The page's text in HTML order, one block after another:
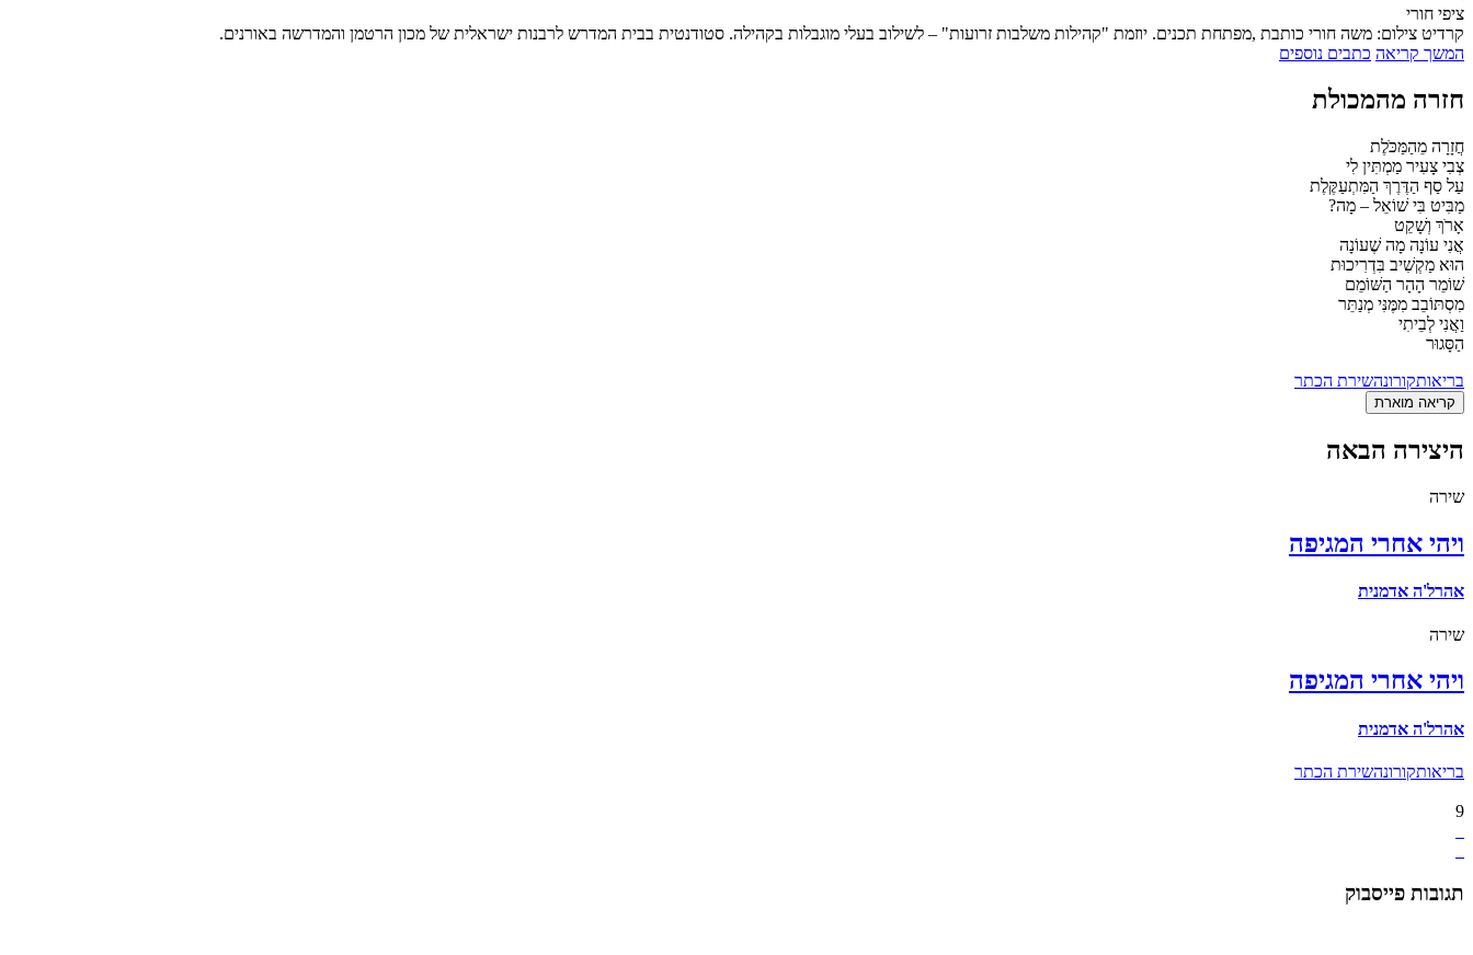
ציפי חורי
קרדיט צילום: משה חורי כותבת ,מפתחת תכנים. יוזמת "קהילות משלבות זרועות" – לשילוב בעלי מוגבלות בקהילה. סטודנטית בבית המדרש לרבנות ישראלית של מכון הרטמן והמדרשה באורנים.
המשך קריאה כתבים נוספים
חזרה מהמכולת
חֲזָרָה מֵהַמַּכֹּלֶת
צְבִי צָעִיר מַמְתִּין לִי
עַל סַף הַדֶּרֶךְ הַמִּתְעַקֶּלֶת
מַבִּיט בִּי שׁוֹאֵל – מָה?
אָרֹךְ וְשָׁקֵט
אֲנִי עוֹנָה מָה שֶׁעוֹנָה
הוּא מַקְשִׁיב בִּדְרִיכוּת
שׁוֹמֵר הָהָר הַשּׁוֹמֵם
מִסְתּוֹבֵב מִמֶּנִּי מְנַתֵּר
וַאֲנִי לְבֵיתִי
הַסָּגוּר
בריאותקורונהשירת הכתר
קריאה מוארת
היצירה הבאה
שירה
ויהי אחרי המגיפה
אהרל'ה אדמנית
שירה
ויהי אחרי המגיפה
אהרל'ה אדמנית
בריאותקורונהשירת הכתר
9
תגובות פייסבוק